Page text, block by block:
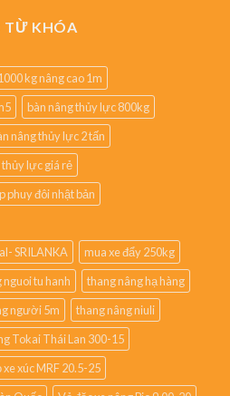
TỪ KHÓA
kg nâng cao 1m
bàn nâng thủy lực 800kg
nâng thủy lực 2 tấn
thủy lực giá rẻ
phuy đôi nhật bản
SRILANKA
mua xe đẩy 250kg
nguoi tu hanh
thang nâng hạ hàng
người 5m
thang nâng niuli
Tokai Thái Lan 300-15
xe xúc MRF 20.5-25